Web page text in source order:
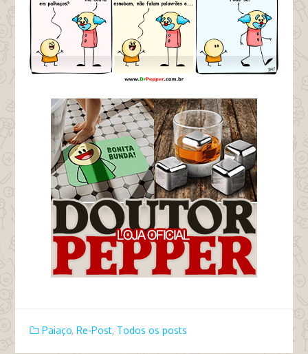
Paiaço, Re-Post, Todos os posts